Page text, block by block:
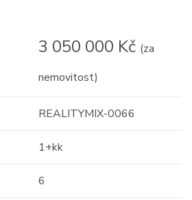
3 050 000 Kč (za
nemovitost)
REALITYMIX-0066
1+kk
6